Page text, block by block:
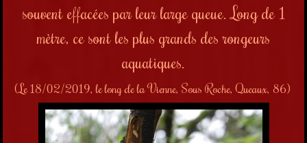
souvent effacées par leur large queue. Long de 1
mètre, ce sont les plus grands des rongeurs
aquatiques.
(Le 18/02/2019, le long de la Vienne, Sous Roche, Queaux, 86)